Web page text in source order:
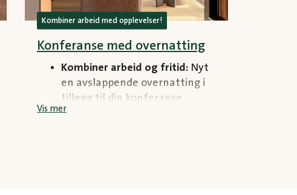
Kombiner arbeid med opplevelser!
Konferanse med overnatting
Kombiner arbeid og fritid: Nyt
en avslappende overnatting i
tillegg til din konferanse.
Inkluderer:
Vis mer